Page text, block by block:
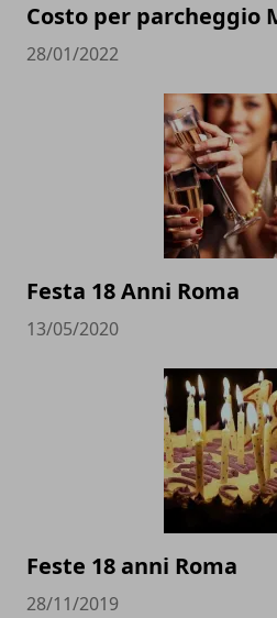
Costo per parcheggio
28/01/2022
Festa 18 Anni Roma
13/05/2020
Feste 18 anni Roma
28/11/2019